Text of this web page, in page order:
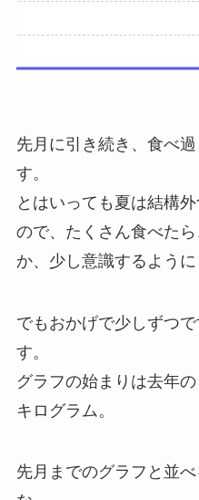
先月に引き続き、食べ
す。
とはいっても夏は結構
ので、たくさん食べた
か、少し意識するように
でもおかげで少しずつ
す。
グラフの始まりは去年
キログラム。
先月までのグラフと並